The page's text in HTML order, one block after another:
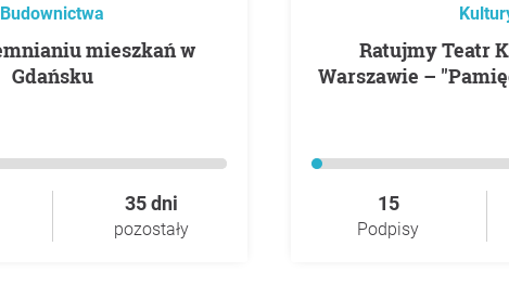
Budownictwa
Gdańsku
35 dni
pozostały
Ratujmy Teatr Kamienica w
Warszawie –
15
Podpisy